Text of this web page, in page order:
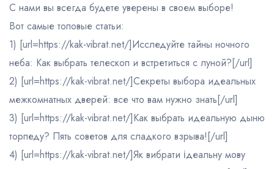
С нами вы всегда будете уверены в своем выборе!
Вот самые топовые статьи:
1) [url=https://kak-vibrat.net/]Исследуйте тайны ночного
неба: Как выбрать телескоп и встретиться с луной?[/url]
2) [url=https://kak-vibrat.net/]Секреты выбора идеальных
межкомнатных дверей: все что вам нужно знать[/url]
3) [url=https://kak-vibrat.net/]Как выбрать идеальную дыню
торпеду? Пять советов для сладкого взрыва![/url]
4) [url=https://kak-vibrat.net/]Як вибрати ідеальну мову